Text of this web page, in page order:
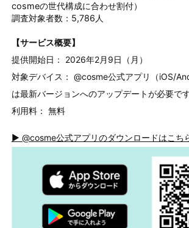
cosmeの世代構成に合わせ割付）
調査対象者数：5,786人
【サービス概要】
提供開始日： 2026年2月9日（月）
対象デバイス： @cosme公式アプリ（iOS/
は最新バージョンへのアップデートが必要で
利用料： 無料
▶ @cosme公式アプリのダウンロードはこち